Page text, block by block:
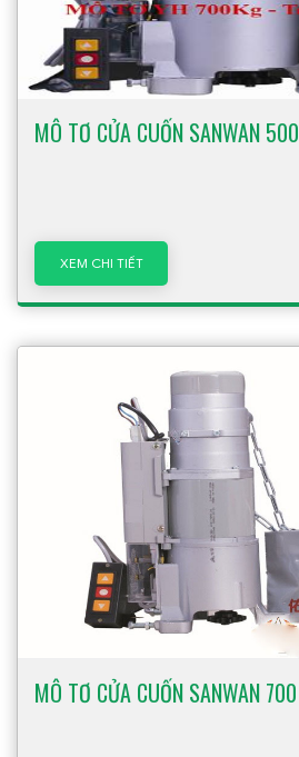
MÔ TƠ CỬA CUỐN SANWAN 500
XEM CHI TIẾT
MÔ TƠ CỬA CUỐN SANWAN 700